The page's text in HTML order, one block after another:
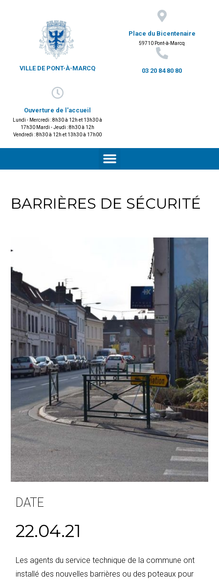
VILLE DE PONT-À-MARCQ
Place du Bicentenaire
59710 Pont-à-Marcq
03 20 84 80 80
Ouverture de l'accueil
Lundi - Mercredi : 8h30 à 12h et 13h30 à
17h30 Mardi - Jeudi : 8h30 à 12h
Vendredi : 8h30 à 12h et 13h30 à 17h00
BARRIÈRES DE SÉCURITÉ
DATE
22.04.21
Les agents du service technique de la commune ont
installé des nouvelles barrières ou des poteaux pour